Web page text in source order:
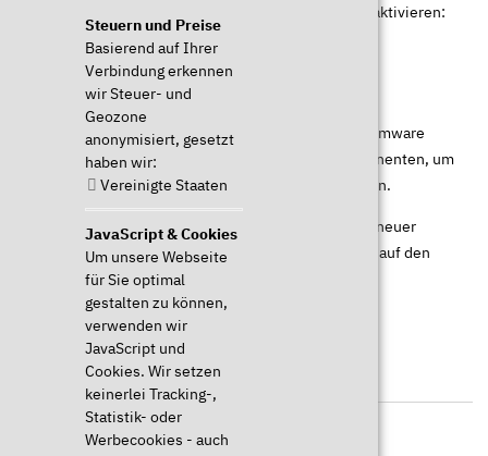
Steuern und Preise
Basierend auf Ihrer
Verbindung erkennen
wir Steuer- und
Geozone
anonymisiert, gesetzt
haben wir:
Vereinigte Staaten
JavaScript & Cookies
Um unsere Webseite
für Sie optimal
gestalten zu können,
verwenden wir
JavaScript und
Cookies. Wir setzen
keinerlei Tracking-,
Statistik- oder
Werbecookies - auch
Hierzu lassen sich folgende Funktionen komplett deaktivieren:
Webcam (inkl. Mikrofon)
Audio (Mikrofon & Sound)
WLAN & Bluetooth
Darüber hinaus ermöglicht unsere Premium-UEFI-Firmware
Einstellungen und Definitionen für Hardware-Komponenten, um
das Gerät je nach Einsatz optimal betreiben zu können.
Alle Notebooks ab dem Baujahr 2021
und neuer
unterstützen keine Umschaltung
auf den
veralteten Firmware-Standard
Garantie